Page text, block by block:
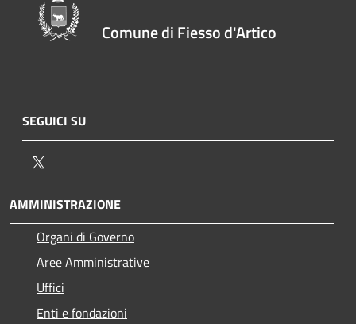
Comune di Fiesso d'Artico
SEGUICI SU
AMMINISTRAZIONE
Organi di Governo
Aree Amministrative
Uffici
Enti e fondazioni